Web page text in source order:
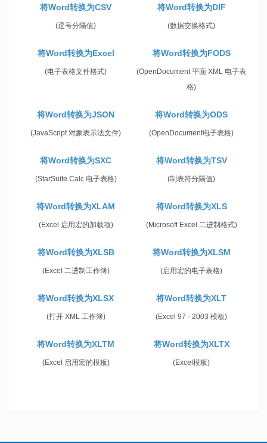
将Word转换为CSV
(逗号分隔值)
将Word转换为DIF
(数据交换格式)
将Word转换为Excel
(电子表格文件格式)
将Word转换为FODS
(OpenDocument 平面 XML 电子表
格)
将Word转换为JSON
(JavaScript 对象表示法文件)
将Word转换为ODS
(OpenDocument电子表格)
将Word转换为SXC
(StarSuite Calc 电子表格)
将Word转换为TSV
(制表符分隔值)
将Word转换为XLAM
(Excel 启用宏的加载项)
将Word转换为XLS
(Microsoft Excel 二进制格式)
将Word转换为XLSB
(Excel 二进制工作簿)
将Word转换为XLSM
(启用宏的电子表格)
将Word转换为XLSX
(打开 XML 工作簿)
将Word转换为XLT
(Excel 97 - 2003 模板)
将Word转换为XLTM
(Excel 启用宏的模板)
将Word转换为XLTX
(Excel模板)